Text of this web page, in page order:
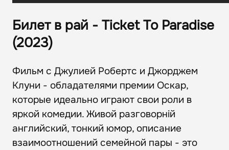
Билет в рай - Ticket To Paradise
(2023)
Фильм с Джулией Робертс и Джорджем
Клуни - обладателями премии Оскар,
которые идеально играют свои роли в
яркой комедии. Живой разговорній
английский, тонкий юмор, описание
взаимоотношений семейной пары - это